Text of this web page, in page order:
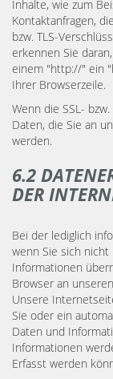
Inhalte, wie zum
Kontaktanfragen,
bzw. TLS-
erkennen Sie
einem "http://" ein
Ihrer Browserzeile.
Wenn die SSL-
Daten, die Sie an
werden.
6.2
DER
Bei der lediglich
wenn Sie sich
Informationen
Browser an
Unsere
Sie oder ein
Daten und
Informationen
Erfasst werden